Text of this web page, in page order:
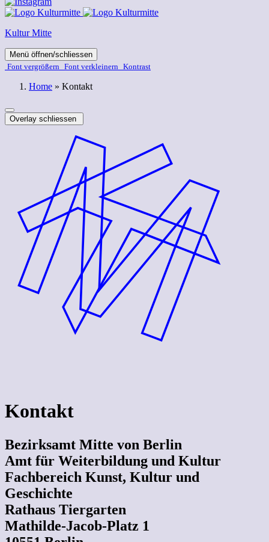
Kultur Mitte
Menü öffnen/schliessen
Font ver­­größern Font ver­­kleinern Kontrast
Home » Kontakt
Overlay schliessen
Kontakt
Bezirksamt Mitte von Berlin
Amt für Weiterbildung und Kultur
Fachbereich Kunst, Kultur und
Geschichte
Rathaus Tiergarten
Mathilde-Jacob-Platz 1